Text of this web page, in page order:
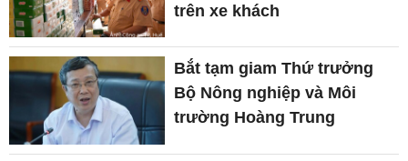
trên xe khách
Bắt tạm giam Thứ trưởng
Bộ Nông nghiệp và Môi
trường Hoàng Trung